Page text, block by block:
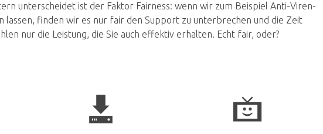
unterscheidet ist der Faktor Fairness: wenn wir zum Beispiel Anti-Viren-
lassen, finden wir es nur fair den Support zu unterbrechen und die Zeit
nur die Leistung, die Sie auch effektiv erhalten. Echt fair, oder?